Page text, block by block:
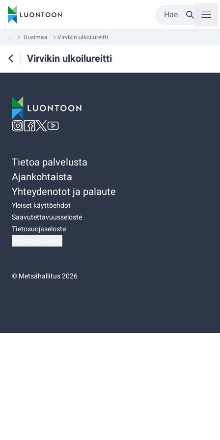
Hae
... Uusimaa Virvikin ulkoilureitti
Virvikin ulkoilureitti
Tietoa palvelusta
Ajankohtaista
Yhteydenotot ja palaute
Yleiset käyttöehdot
Saavutettavuusseloste
Tietosuojaseloste
©Metsähallitus 2026